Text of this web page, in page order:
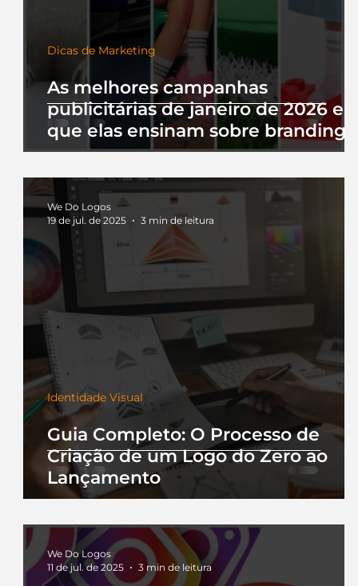
As melhores campanhas
publicitárias de janeiro de 2026 e
que elas ensinam sobre branding
Dicas de Marketing
Guia Completo: O Processo de
Criação de um Logo do Zero ao
Lançamento
Identidade Visual
We Do Logos
19 de jul. de 2025
3 min de leitura
We Do Logos
11 de jul. de 2025
3 min de leitura